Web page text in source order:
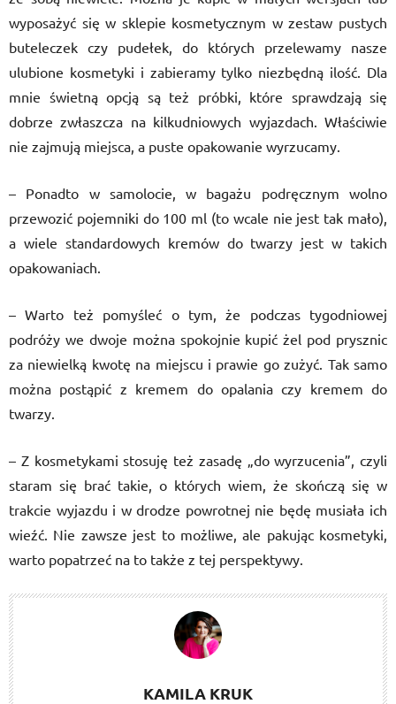
wyposażyć się w sklepie kosmetycznym w zestaw pustych
buteleczek czy pudełek, do których przelewamy nasze
ulubione kosmetyki i zabieramy tylko niezbędną ilość. Dla
mnie świetną opcją są też próbki, które sprawdzają się
dobrze zwłaszcza na kilkudniowych wyjazdach. Właściwie
nie zajmują miejsca, a puste opakowanie wyrzucamy.
– Ponadto w samolocie, w bagażu podręcznym wolno
przewozić pojemniki do 100 ml (to wcale nie jest tak mało),
a wiele standardowych kremów do twarzy jest w takich
opakowaniach.
– Warto też pomyśleć o tym, że podczas tygodniowej
podróży we dwoje można spokojnie kupić żel pod prysznic
za niewielką kwotę na miejscu i prawie go zużyć. Tak samo
można postąpić z kremem do opalania czy kremem do
twarzy.
– Z kosmetykami stosuję też zasadę „do wyrzucenia”, czyli
staram się brać takie, o których wiem, że skończą się w
trakcie wyjazdu i w drodze powrotnej nie będę musiała ich
wieźć. Nie zawsze jest to możliwe, ale pakując kosmetyki,
warto popatrzeć na to także z tej perspektywy.
KAMILA KRUK